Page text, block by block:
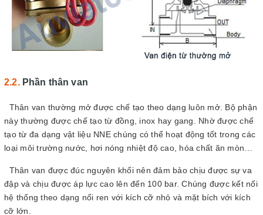
Phần thân van
Thân van thường mở được chế tạo theo dạng luôn mở. Bộ phận
này thường được chế tạo từ đồng, inox hay gang. Nhờ được chế
tạo từ đa dạng vật liệu NNE chúng có thể hoạt động tốt trong các
loại môi trường nước, hơi nóng nhiệt độ cao, hóa chất ăn mòn…
Thân van được đúc nguyên khối nên đảm bảo chịu được sự va
đập và chịu được áp lực cao lên đến 100 bar. Chúng được kết nối
hệ thống theo dạng nối ren với kích cỡ nhỏ và mặt bích với kích
cỡ lớn.